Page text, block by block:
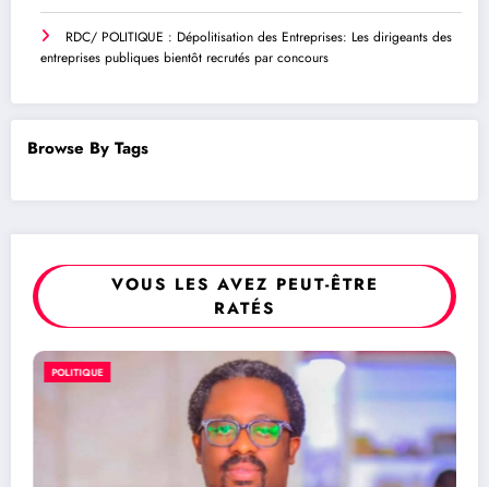
RDC/ POLITIQUE : Dépolitisation des Entreprises: Les dirigeants des
entreprises publiques bientôt recrutés par concours
Browse By Tags
VOUS LES AVEZ PEUT-ÊTRE
RATÉS
POLITIQUE
RDC/ POLITIQUE : Dépolitisation
Entreprises: Les dirigeants des
publiques bientôt recrutés par
2 août 2026 Rédaction